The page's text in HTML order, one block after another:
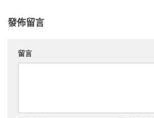
發佈留言
留言